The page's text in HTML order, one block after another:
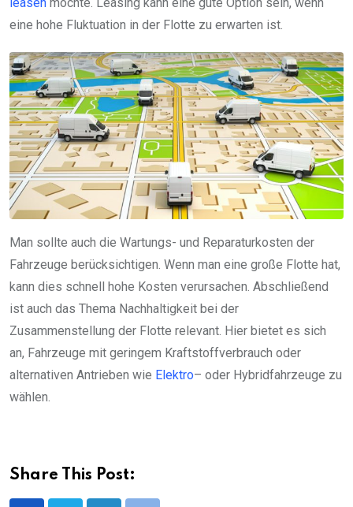
eine hohe Fluktuation in der Flotte zu erwarten ist.
Man sollte auch die Wartungs- und Reparaturkosten der
Fahrzeuge berücksichtigen. Wenn man eine große Flotte hat,
kann dies schnell hohe Kosten verursachen. Abschließend
ist auch das Thema Nachhaltigkeit bei der
Zusammenstellung der Flotte relevant. Hier bietet es sich
an, Fahrzeuge mit geringem Kraftstoffverbrauch oder
alternativen Antrieben wie Elektro– oder Hybridfahrzeuge zu
wählen.
Share This Post: